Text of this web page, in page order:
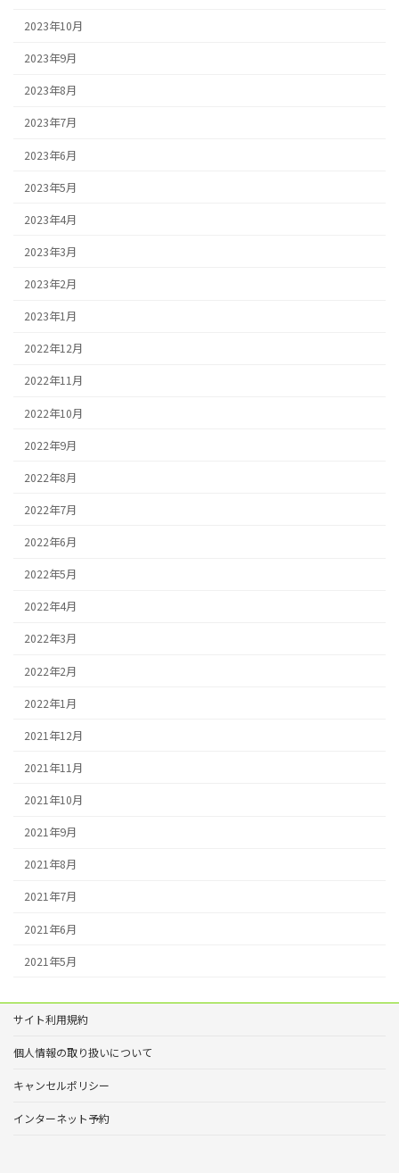
2023年10月
2023年9月
2023年8月
2023年7月
2023年6月
2023年5月
2023年4月
2023年3月
2023年2月
2023年1月
2022年12月
2022年11月
2022年10月
2022年9月
2022年8月
2022年7月
2022年6月
2022年5月
2022年4月
2022年3月
2022年2月
2022年1月
2021年12月
2021年11月
2021年10月
2021年9月
2021年8月
2021年7月
2021年6月
2021年5月
サイト利用規約
個人情報の取り扱いについて
キャンセルポリシー
インターネット予約